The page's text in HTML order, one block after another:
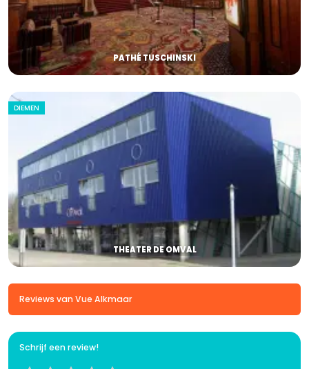
PATHÉ TUSCHINSKI
DIEMEN
THEATER DE OMVAL
Reviews van Vue Alkmaar
Schrijf een review!